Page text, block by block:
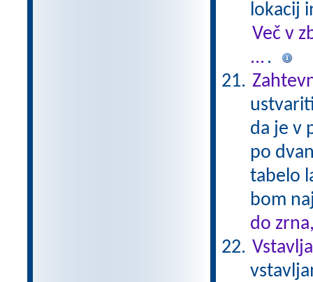
lokacij
Več v
....
da je v
po
tabelo
bom
do